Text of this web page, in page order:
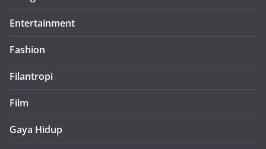
Entertainment
Fashion
Filantropi
Film
Gaya Hidup